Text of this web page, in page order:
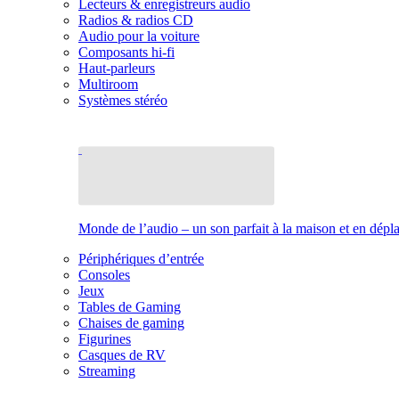
Lecteurs & enregistreurs audio
Radios & radios CD
Audio pour la voiture
Composants hi-fi
Haut-parleurs
Multiroom
Systèmes stéréo
Monde de l’audio – un son parfait à la maison et en
Périphériques d’entrée
Consoles
Jeux
Tables de Gaming
Chaises de gaming
Figurines
Casques de RV
Streaming